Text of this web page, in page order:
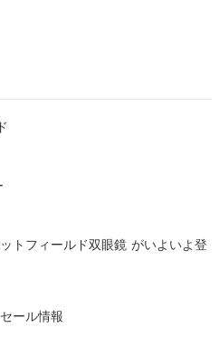
トフィールド双眼鏡 がいよいよ登
ール情報